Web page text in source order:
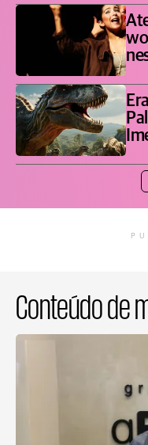
Conteúdo de